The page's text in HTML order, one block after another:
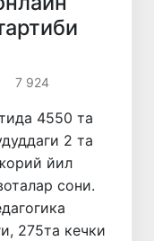
7 924
4550 та
2 та
йил
сони.
275та кечки